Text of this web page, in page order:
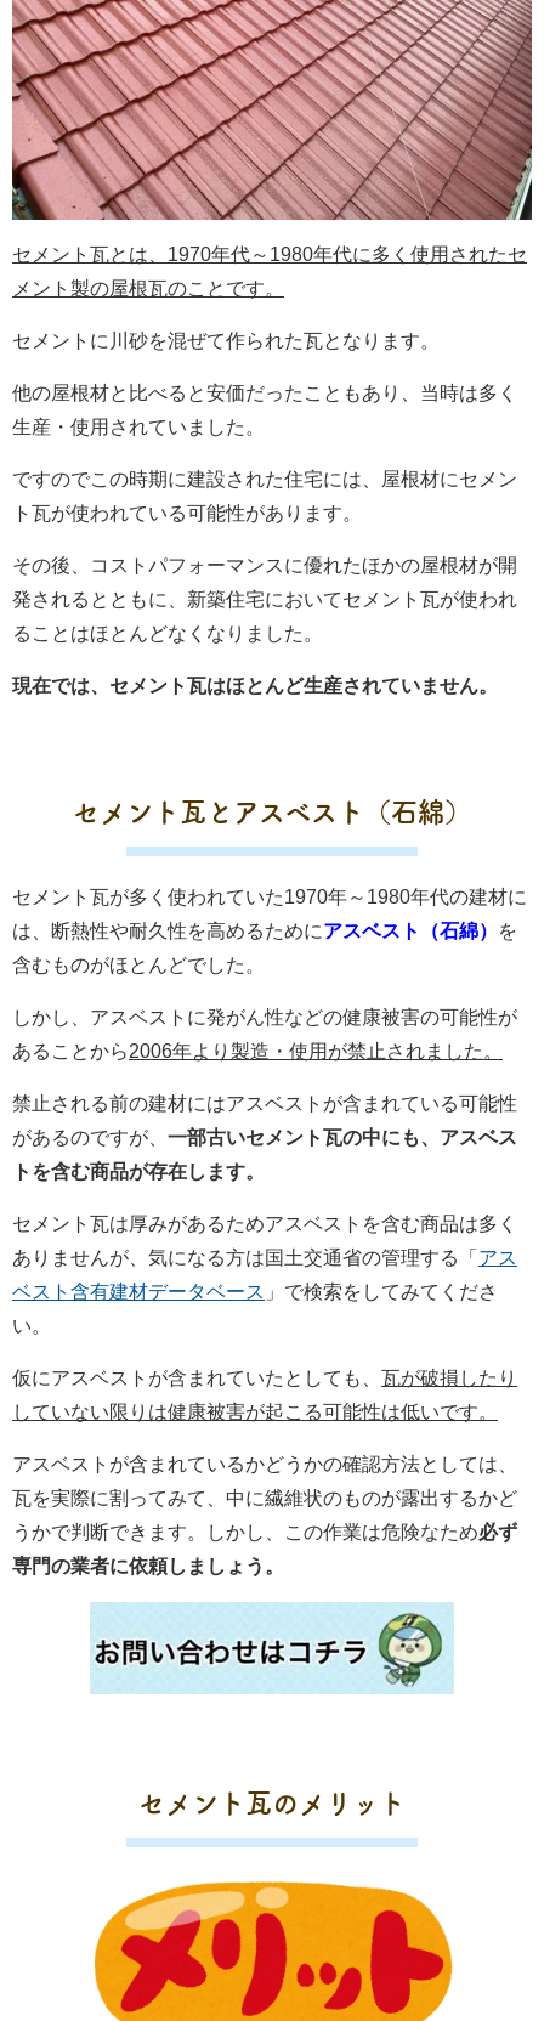
セメント瓦とは、1970年代～1980年代に多く使用されたセ
メント製の屋根瓦のことです。
セメントに川砂を混ぜて作られた瓦となります。
他の屋根材と比べると安価だったこともあり、当時は多く
生産・使用されていました。
ですのでこの時期に建設された住宅には、屋根材にセメン
ト瓦が使われている可能性があります。
その後、コストパフォーマンスに優れたほかの屋根材が開
発されるとともに、新築住宅においてセメント瓦が使われ
ることはほとんどなくなりました。
現在では、セメント瓦はほとんど生産されていません。
セメント瓦とアスベスト（石綿）
セメント瓦が多く使われていた1970年～1980年代の建材に
は、断熱性や耐久性を高めるためにアスベスト（石綿）
を
含むものがほとんどでした。
しかし、アスベストに発がん性などの健康被害の可能性が
あることから2006年より製造・使用が禁止されました。
禁止される前の建材にはアスベストが含まれている可能性
があるのですが、 一部古いセメント瓦の中にも、アスベス
トを含む商品が存在します。
セメント瓦は厚みがあるためアスベストを含む商品は多く
ありませんが、気になる方は国土交通省の管理する「 アス
ベスト含有建材データベース 」で検索をしてみてくださ
い。
仮にアスベストが含まれていたとしても、 瓦が破損したり
していない限りは健康被害が起こる可能性は低いです。
アスベストが含まれているかどうかの確認方法としては、
瓦を実際に割ってみて、中に繊維状のものが露出するかど
うかで判断できます。しかし、この作業は危険なため必ず
専門の業者に依頼しましょう。
セメント瓦のメリット